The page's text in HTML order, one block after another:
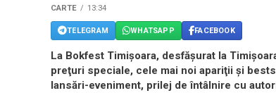
CARTE 13:34
TELEGRAM WHATSAPP FACEBOOK
La Bokfest Timişoara, desfăşurat la
preţuri speciale, cele mai noi apariţii şi
lansări-eveniment, prilej de întâlnire cu